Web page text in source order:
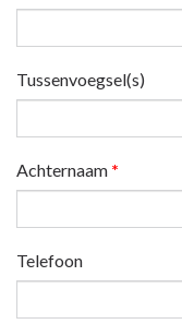
Tussenvoegsel(s)
Achternaam *
Telefoon